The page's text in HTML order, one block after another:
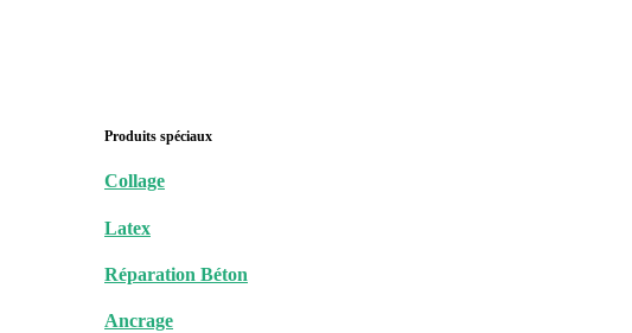
Produits spéciaux
Collage
Latex
Réparation Béton
Ancrage